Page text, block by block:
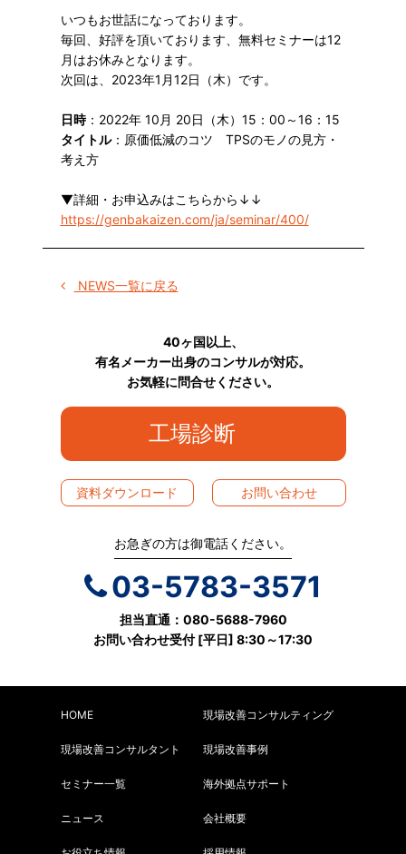
いつもお世話になっております。
毎回、好評を頂いております、無料セミナーは12
月はお休みとなります。
次回は、2023年1月12日（木）です。
日時：2022年 10月 20日（木）15：00～16：15
タイトル：原価低減のコツ TPSのモノの見方・
考え方
▼詳細・お申込みはこちらから↓↓
https://genbakaizen.com/ja/seminar/400/
NEWS一覧に戻る
40ヶ国以上、
有名メーカー出身のコンサルが対応。
お気軽に問合せください。
工場診断
資料ダウンロード お問い合わせ
お急ぎの方は御電話ください。
03-5783-3571
担当直通：080-5688-7960
お問い合わせ受付 [平日] 8:30～17:30
HOME 現場改善コンサルティング
現場改善コンサルタント 現場改善事例
セミナー一覧 海外拠点サポート
ニュース 会社概要